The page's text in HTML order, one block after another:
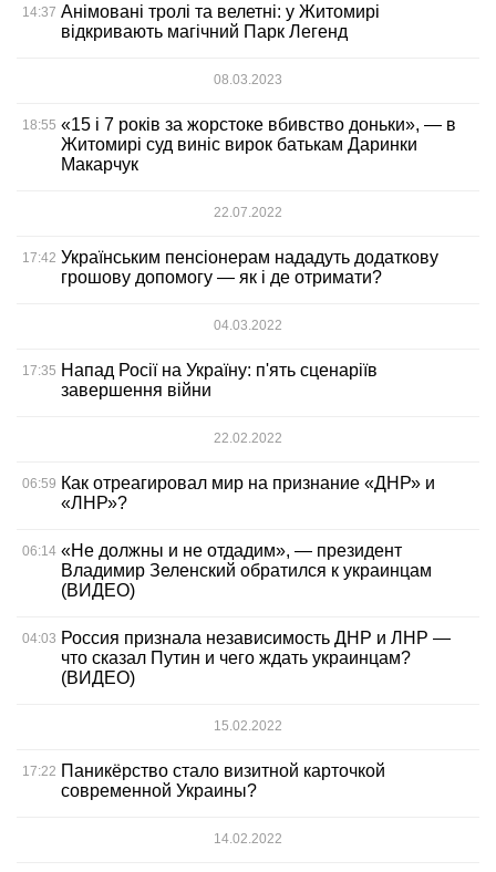
14:37 Анімовані тролі та велетні: у Житомирі
відкривають магічний Парк Легенд
08.03.2023
18:55 «15 і 7 років за жорстоке вбивство доньки», — в
Житомирі суд виніс вирок батькам Даринки
Макарчук
22.07.2022
17:42 Українським пенсіонерам нададуть додаткову
грошову допомогу — як і де отримати?
04.03.2022
17:35 Напад Росії на Україну: п'ять сценаріїв
завершення війни
22.02.2022
06:59 Как отреагировал мир на признание «ДНР» и
«ЛНР»?
06:14 «Не должны и не отдадим», — президент
Владимир Зеленский обратился к украинцам
(ВИДЕО)
04:03 Россия признала независимость ДНР и ЛНР —
что сказал Путин и чего ждать украинцам?
(ВИДЕО)
15.02.2022
17:22 Паникёрство стало визитной карточкой
современной Украины?
14.02.2022